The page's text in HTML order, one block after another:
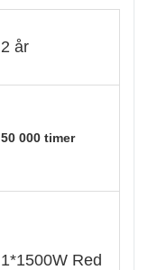
2 år
50 000 timer
1*1500W Red